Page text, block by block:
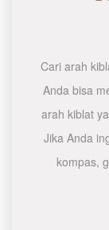
Cari arah
Anda bisa
arah kiblat
Jika Anda
kompas,